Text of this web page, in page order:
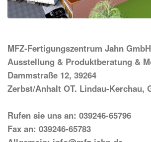
MFZ-Fertigungszentrum Jahn GmbH
Ausstellung & Produktberatung &
Dammstraße 12, 39264
Zerbst/Anhalt OT. Lindau-Kerchau,
Rufen sie uns an: 039246-65796
Fax an: 039246-65783